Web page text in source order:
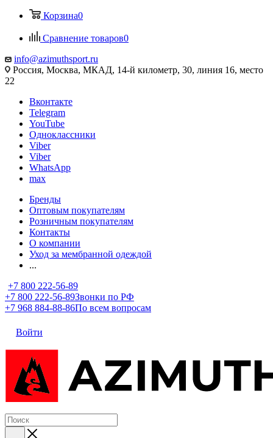
Корзина0
Сравнение товаров0
info@azimuthsport.ru
Россия, Москва, МКАД, 14-й километр, 30, линия 16, место
22
Вконтакте
Telegram
YouTube
Одноклассники
Viber
Viber
WhatsApp
max
Бренды
Оптовым покупателям
Розничным покупателям
Контакты
О компании
Уход за мембранной одеждой
...
+7 800 222-56-89
+7 800 222-56-89Звонки по РФ
+7 968 884-88-86По всем вопросам
Войти